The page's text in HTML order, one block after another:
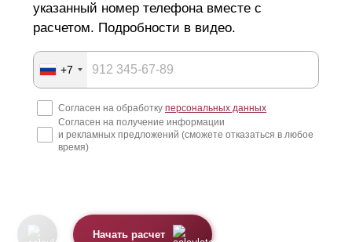
указанный номер телефона вместе с
расчетом. Подробности в видео.
+7
Согласен на обработку персональных данных
Согласен на получение информации
и рекламных предложений (сможете отказаться в любое
время)
Начать расчет